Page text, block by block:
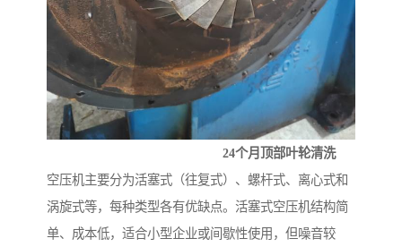
24个月顶部叶轮清洗
空压机主要分为活塞式（往复式）、螺杆式、离心式和
涡旋式等，每种类型各有优缺点。活塞式空压机结构简
单、成本低，适合小型企业或间歇性使用，但噪音较